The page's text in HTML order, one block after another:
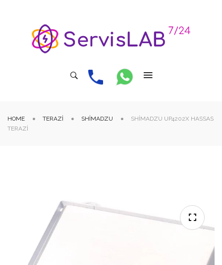
HOME TERAZI SHIMADZU
SHIMADZU UP4202X HASSAS
TERAZI